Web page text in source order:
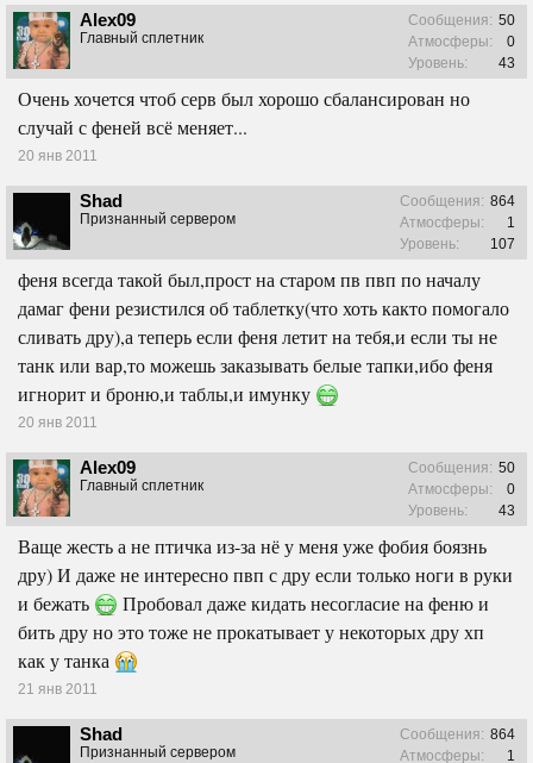
Alex09
Главный сплетник
Сообщения: 50
Атмосферы:
0
Уровень:
43
Очень хочется чтоб серв был хорошо сбалансирован но
случай с феней всё меняет...
20 янв 2011
Shad
Признанный сервером
Сообщения: 864
Атмосферы:
1
Уровень:
107
феня всегда такой был,прост на старом пв пвп по началу
дамаг фени резистился об таблетку(что хоть както помогало
сливать дру),а теперь если феня летит на тебя,и если ты не
танк или вар,то можешь заказывать белые тапки,ибо феня
игнорит и броню,и таблы,и имунку
20 янв 2011
Alex09
Главный сплетник
Сообщения: 50
Атмосферы:
0
Уровень:
43
Ваще жесть а не птичка из-за нё у меня уже фобия боязнь
дру) И даже не интересно пвп с дру если только ноги в руки
и бежать
Пробовал даже кидать несогласие на феню и
бить дру но это тоже не прокатывает у некоторых дру хп
как у танка
21 янв 2011
Shad
Признанный сервером
Сообщения: 864
Атмосферы:
1